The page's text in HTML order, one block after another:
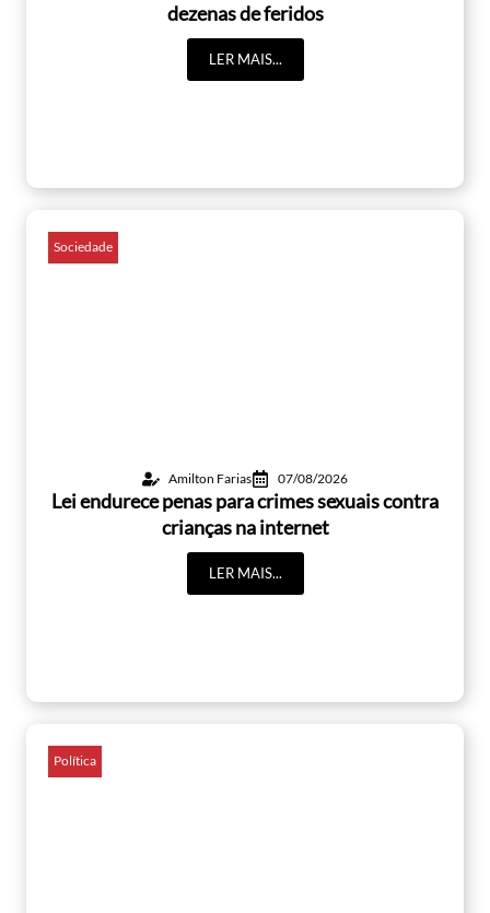
dezenas de feridos
LER MAIS...
Sociedade
Amilton Farias 07/08/2026
Lei endurece penas para crimes sexuais contra
crianças na internet
LER MAIS...
Política